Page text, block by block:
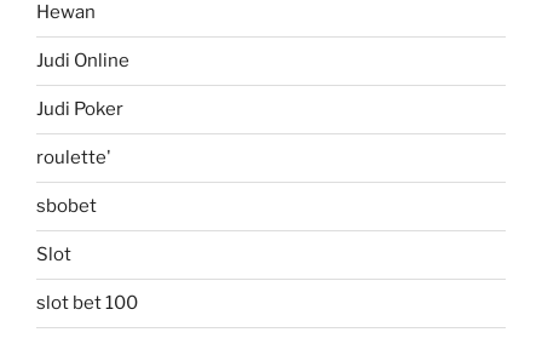
Hewan
Judi Online
Judi Poker
roulette'
sbobet
Slot
slot bet 100